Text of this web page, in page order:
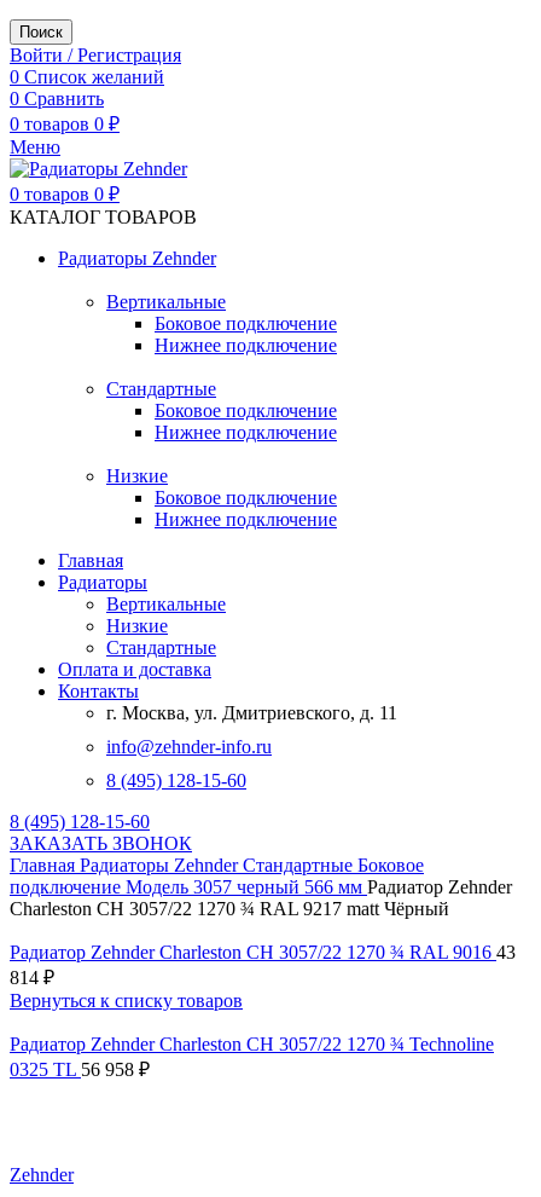
Поиск
Войти / Регистрация
0 Список желаний
0 Сравнить
0 товаров 0 ₽
Меню
0 товаров 0 ₽
КАТАЛОГ ТОВАРОВ
Радиаторы Zehnder
Вертикальные
Боковое подключение
Нижнее подключение
Стандартные
Боковое подключение
Нижнее подключение
Низкие
Боковое подключение
Нижнее подключение
Главная
Радиаторы
Вертикальные
Низкие
Стандартные
Оплата и доставка
Контакты
г. Москва, ул. Дмитриевского, д. 11
info@zehnder-info.ru
8 (495) 128-15-60
8 (495) 128-15-60
ЗАКАЗАТЬ ЗВОНОК
Главная Радиаторы ZehnderСтандартные Боковое
подключение Модель 3057 черный 566 мм Радиатор Zehnder
Charleston CH 3057/22 1270 ¾ RAL 9217 matt Чёрный
Радиатор Zehnder Charleston CH 3057/22 1270 ¾ RAL 9016 43
814 ₽
Вернуться к списку товаров
Радиатор Zehnder Charleston CH 3057/22 1270 ¾ Technoline
0325 TL 56 958 ₽
Zehnder